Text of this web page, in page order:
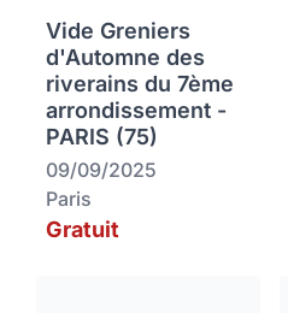
Vide Greniers
d'Automne des
riverains du 7ème
arrondissement -
PARIS (75)
09/09/2025
Paris
Gratuit